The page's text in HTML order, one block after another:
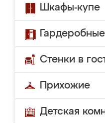
Шкафы-купе
Гардеробные
Стенки в
Прихожие
Детская